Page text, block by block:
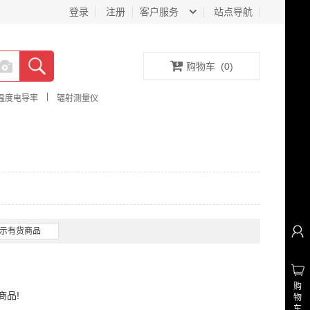
客户服务 站点导航
登录 注册
度电导率 辐射测量仪
购物车 (0)
有货商品
品!
购
物